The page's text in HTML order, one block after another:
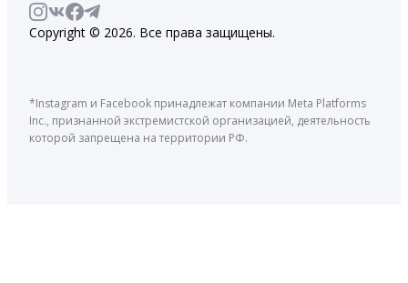
Copyright © 2026. Все права защищены.
*Instagram и Facebook принадлежат компании Meta Platforms
Inc., признанной экстремистской организацией, деятельность
которой запрещена на территории РФ.